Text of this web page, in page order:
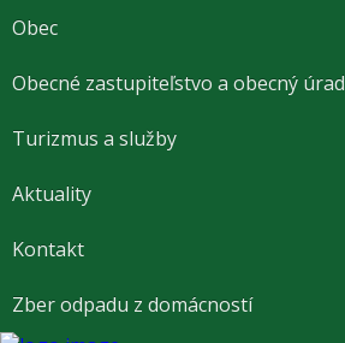
Obec
Obecné zastupiteľstvo a obecný úrad
Turizmus a služby
Aktuality
Kontakt
Zber odpadu z domácností